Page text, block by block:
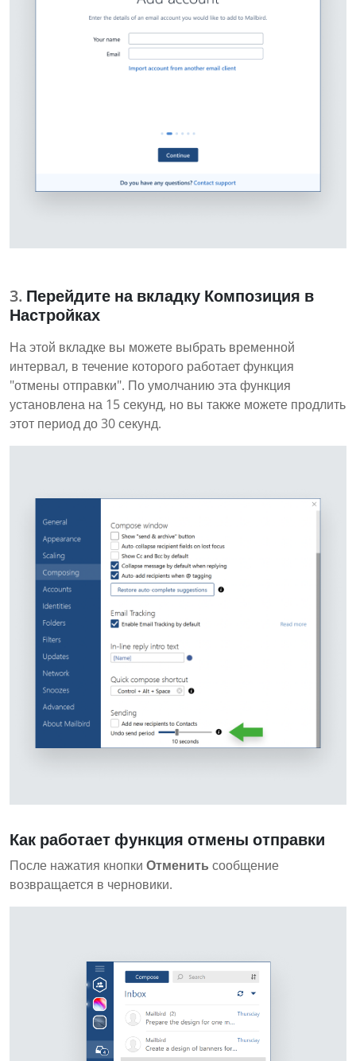
Перейдите на вкладку Композиция в
Настройках
На этой вкладке вы можете выбрать временной
интервал, в течение которого работает функция
"отмены отправки". По умолчанию эта функция
установлена на 15 секунд, но вы также можете продлить
этот период до 30 секунд.
Как работает функция отмены отправки
После нажатия кнопки Отменить сообщение
возвращается в черновики.